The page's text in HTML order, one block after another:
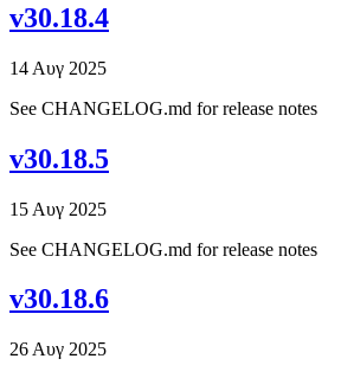
v30.18.4
14 Αυγ 2025
See CHANGELOG.md for release notes
v30.18.5
15 Αυγ 2025
See CHANGELOG.md for release notes
v30.18.6
26 Αυγ 2025